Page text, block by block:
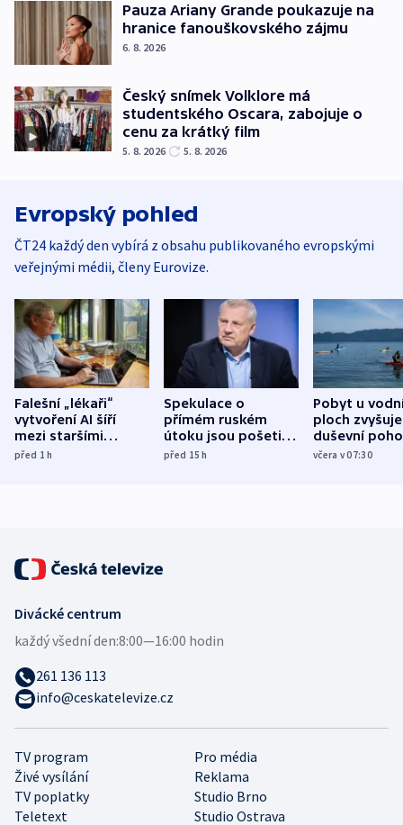
Pauza Ariany Grande poukazuje na
hranice fanouškovského zájmu
6. 8. 2026
Český snímek Volklore má
studentského Oscara, zabojuje o
cenu za krátký film
5. 8. 2026 5. 8. 2026
Evropský pohled
ČT24 každý den vybírá z obsahu publikovaného evropskými
veřejnými médii, členy Eurovize.
Falešní „lékaři“
vytvoření AI šíří
mezi staršími
Poláky nebezpečné
před 1h
Spekulace o
přímém ruském
útoku jsou pošetilé,
míní estonský
před 15h
Pobyt u
ploch zvyšuje
duševní
ukázala
včera v 07:30
TV program
Pro média
Živé vysílání
Reklama
TV poplatky
Studio Brno
Teletext
Studio Ostrava
Divácké centrum
každý všední den:8:00—16:00 hodin
261 136 113
info@ceskatelevize.cz